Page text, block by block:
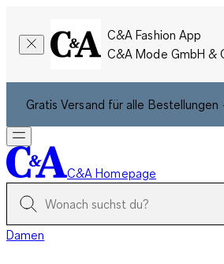
C&A Fashion App
C&A Mode GmbH &
Gratis Versand für alle
C&A Homepage
Damen